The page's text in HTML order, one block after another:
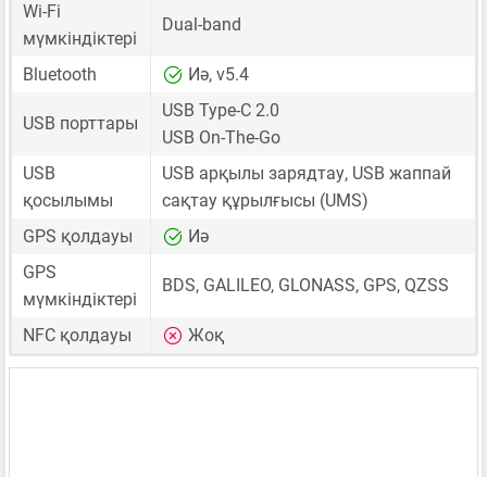
Wi-Fi
мүмкіндіктері
Dual-band
Bluetooth Иә, v5.4
USB порттары
USB Type-C 2.0
USB On-The-Go
USB
қосылымы
USB арқылы зарядтау, USB жаппай
сақтау құрылғысы (UMS)
GPS қолдауы
Иә
GPS
мүмкіндіктері
BDS, GALILEO, GLONASS, GPS, QZSS
NFC қолдауы Жоқ